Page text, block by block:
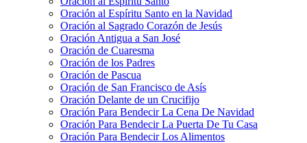
Oración al Espíritu Santo en la Navidad
Oración al Sagrado Corazón de Jesús
Oración Antigua a San José
Oración de Cuaresma
Oración de los Padres
Oración de Pascua
Oración de San Francisco de Asís
Oración Delante de un Crucifijo
Oración Para Bendecir La Cena De Navidad
Oración Para Bendecir La Puerta De Tu Casa
Oración Para Bendecir Los Alimentos